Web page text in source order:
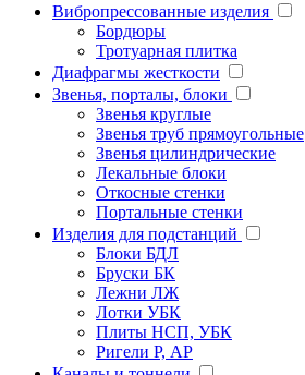
Вибропрессованные изделия
Бордюры
Тротуарная плитка
Диафрагмы жесткости
Звенья, порталы, блоки
Звенья круглые
Звенья труб прямоугольные
Звенья цилиндрические
Лекальные блоки
Откосные стенки
Портальные стенки
Изделия для подстанций
Блоки БДЛ
Бруски БК
Лежни ЛЖ
Лотки УБК
Плиты НСП, УБК
Ригели Р, АР